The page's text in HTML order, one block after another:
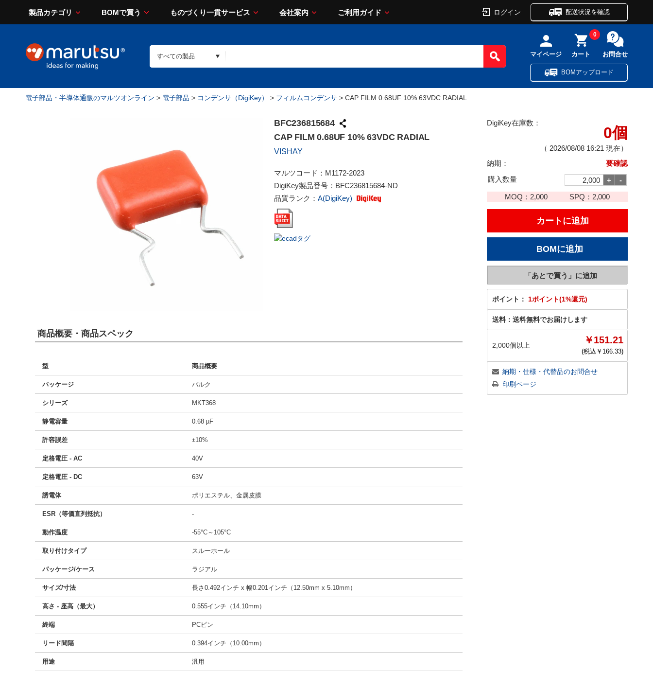
製品カテゴリ BOMで買う ものづくり一貫サービス 会社案内 ご利用ガイド ログイン 配送状況を確認
マイページ カート
0
お問合せ
BOMアップロード
電子部品・半導体通販のマルツオンライン > 電子部品 > コンデンサ（DigiKey） > フィルムコンデンサ > CAP FILM 0.68UF 10% 63VDC RADIAL
BFC236815684
CAP FILM 0.68UF 10% 63VDC RADIAL
VISHAY
マルツコード： M1172-2023
DigiKey製品番号： BFC236815684-ND
品質ランク： A(DigiKey)
DigiKey在庫数：
0個
（ 2026/08/08 16:21 現在）
納期：
要確認
購入数量
MOQ： 2,000 SPQ： 2,000
ポイント： 1ポイント(1%還元)
送料： 送料無料でお届けします
2,000個以上 ￥151.21
(税込￥ 166.33)
納期・仕様・代替品のお問合せ
印刷ページ
商品概要・商品スペック
型 商品概要
パッケージ バルク
シリーズ MKT368
静電容量 0.68 µF
許容誤差 ±10%
定格電圧 - AC 40V
定格電圧 - DC 63V
誘電体 ポリエステル、金属皮膜
ESR（等価直列抵抗） -
動作温度 -55°C～105°C
取り付けタイプ スルーホール
パッケージ/ケース ラジアル
サイズ/寸法 長さ0.492インチ x 幅0.201インチ（12.50mm x 5.10mm）
高さ - 座高（最大） 0.555インチ（14.10mm）
終端 PCピン
リード間隔 0.394インチ（10.00mm）
用途 汎用